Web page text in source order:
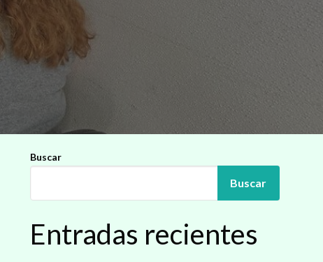
Buscar
Buscar
Entradas recientes